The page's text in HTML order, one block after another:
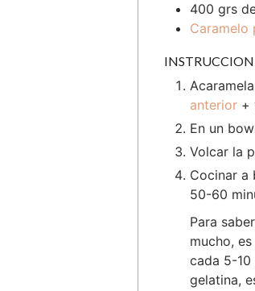
400 grs
Caramelo
anterior +
En un
Volcar la
Cocinar a
50-60
Para
mucho,
cada 5-10
gelatina,